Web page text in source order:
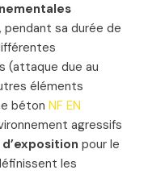
pendant sa durée de
(attaque due au
éléments
béton NF EN
agressifs
pour le
les